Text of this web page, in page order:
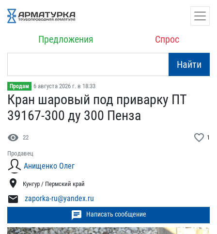
Предложения Спрос
Найти
Продам 6 августа 2026 г. в 18:33
Кран шаровый под приварк​у ПТ
39167-300 ду 300 Пе​нза
visibility 22 favorite_border 1
Продавец
Анищенко Олег
location_on Кунгур / Пермский край
mail zaporka-ru@yandex.ru
chat Написать сообщение